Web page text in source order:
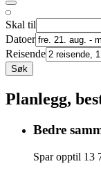
Skal til
Datoer
Reisende
Søk
Planlegg,
Bedre
Spar opptil 13